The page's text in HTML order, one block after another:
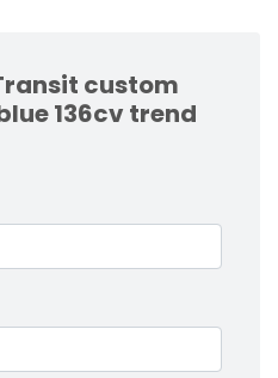
custom
136cv trend